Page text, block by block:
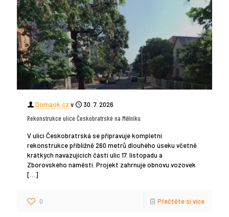
Domaok.cz v
30. 7. 2026
Rekonstrukce ulice Českobratrské na Mělníku
V ulici Českobratrská se připravuje kompletní
rekonstrukce přibližně 260 metrů dlouhého úseku včetně
krátkých navazujících částí ulic 17. listopadu a
Zborovského náměstí. Projekt zahrnuje obnovu vozovek
[…]
0 Přečtěte si více